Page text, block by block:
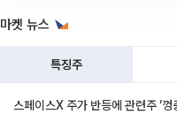
마켓 뉴스
특징주